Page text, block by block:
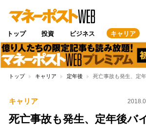
トップ 投資 ビジネス キャリア
トップ キャリア 定年後 死亡事故も発生、定
キャリア
死亡事故も発生、定年後バ